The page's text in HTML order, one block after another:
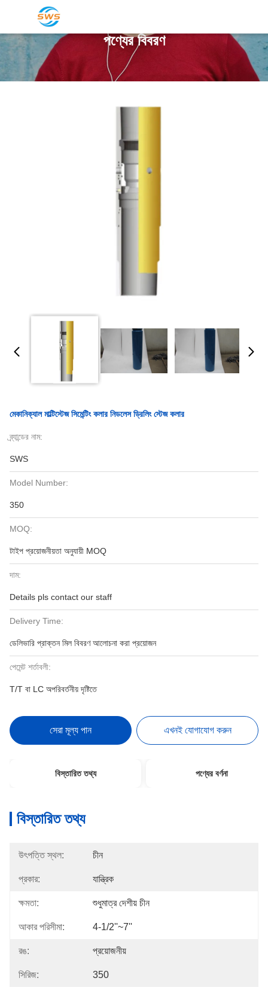
পণ্যের বিবরণ
মেকানিক্যাল মাল্টিস্টেজ সিমেন্টিং কলার নিডলেস ড্রিলিং স্টেজ কলার
ব্র্যান্ডের নাম:
SWS
Model Number:
350
MOQ:
টাইপ প্রয়োজনীয়তা অনুযায়ী MOQ
দাম:
Details pls contact our staff
Delivery Time:
ডেলিভারি প্রাক্তন মিল বিবরণ আলোচনা করা প্রয়োজন
পেমেন্ট শর্তাবলী:
T/T বা LC অপরিবর্তনীয় দৃষ্টিতে
সেরা মূল্য পান এখনই যোগাযোগ করুন
বিস্তারিত তথ্য পণ্যের বর্ণনা
বিস্তারিত তথ্য
উৎপত্তি স্থল: চীন
প্রকার: যান্ত্রিক
ক্ষমতা: শুধুমাত্র দেশীয় চীন
আকার পরিসীমা: 4-1/2''~7''
রঙ: প্রয়োজনীয়
সিরিজ: 350